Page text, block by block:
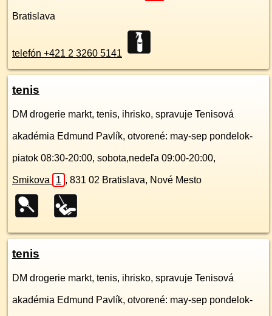
Bratislava
telefón +421 2 3260 5141
tenis
DM drogerie markt, tenis, ihrisko, spravuje Tenisová
akadémia Edmund Pavlík, otvorené: may-sep pondelok-
piatok 08:30-20:00, sobota,nedeľa 09:00-20:00,
Smikova 1 , 831 02 Bratislava, Nové Mesto
tenis
DM drogerie markt, tenis, ihrisko, spravuje Tenisová
akadémia Edmund Pavlík, otvorené: may-sep pondelok-